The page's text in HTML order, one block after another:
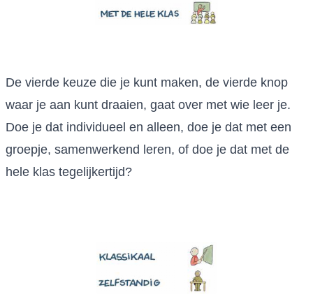
De vierde keuze die je kunt maken, de vierde knop
waar je aan kunt draaien, gaat over met wie leer je.
Doe je dat individueel en alleen, doe je dat met een
groepje, samenwerkend leren, of doe je dat met de
hele klas tegelijkertijd?